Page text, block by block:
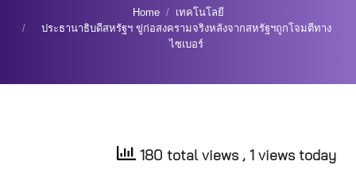
Home
เทคโนโลยี
ประธานาธิบดีสหรัฐฯ ขู่ก่อสงครามจริงหลังจากสหรัฐฯถูกโจมตีทาง
ไซเบอร์
180 total views , 1 views today